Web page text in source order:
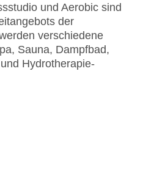
und Aerobic sind
der
verschiedene
Sauna, Dampfbad,
Hydrotherapie-